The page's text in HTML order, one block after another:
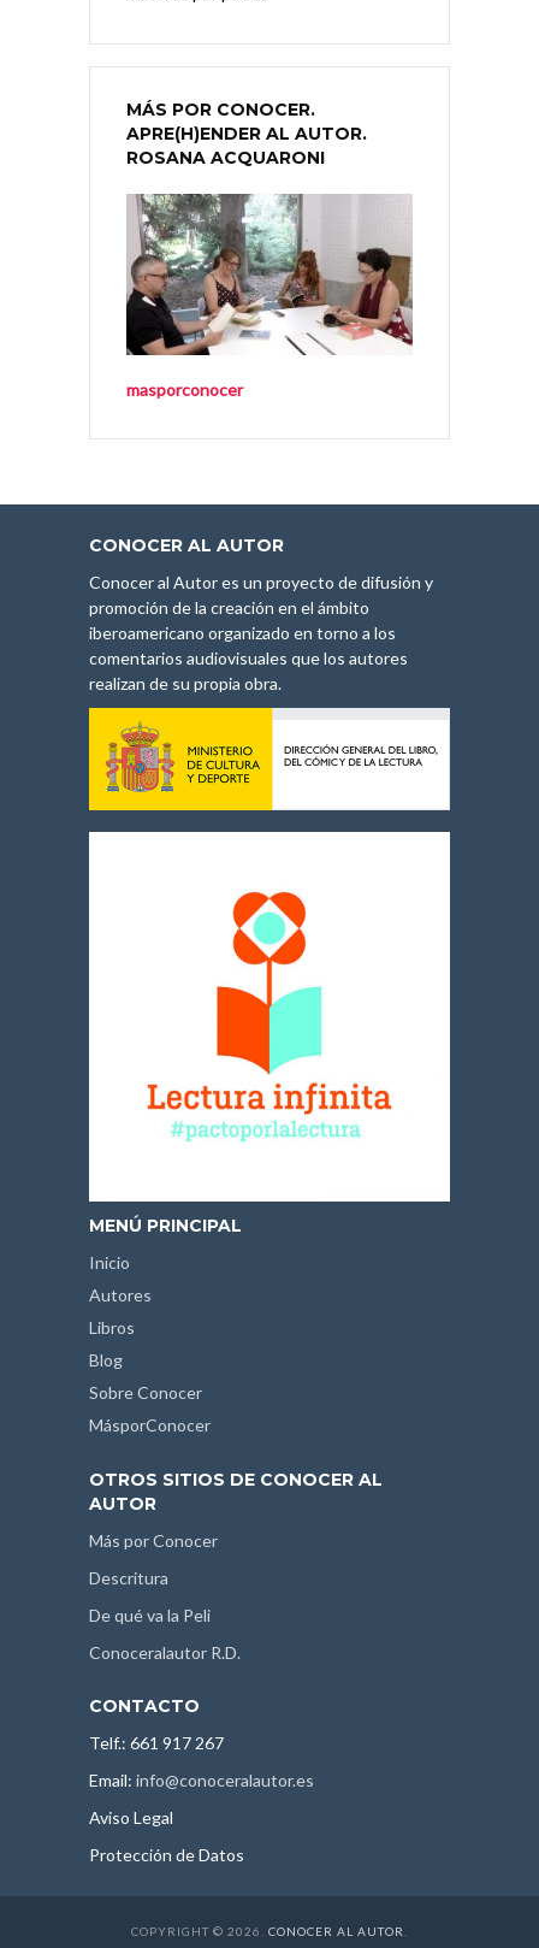
MÁS POR CONOCER.
APRE(H)ENDER AL AUTOR.
ROSANA ACQUARONI
masporconocer
CONOCER AL AUTOR
Conocer al Autor es un proyecto de difusión y
promoción de la creación en el ámbito
iberoamericano organizado en torno a los
comentarios audiovisuales que los autores
realizan de su propia obra.
MENÚ PRINCIPAL
Inicio
Autores
Libros
Blog
Sobre Conocer
MásporConocer
OTROS SITIOS DE CONOCER AL
AUTOR
Más por Conocer
Descritura
De qué va la Peli
Conoceralautor R.D.
CONTACTO
Telf.: 661 917 267
Email: info@conoceralautor.es
Aviso Legal
Protección de Datos
COPYRIGHT © 2026. CONOCER AL AUTOR